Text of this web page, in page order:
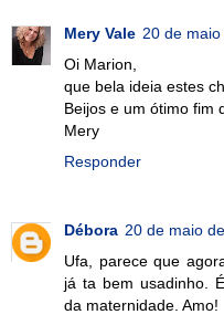
Mery Vale 20 de
Oi Marion,
que bela ideia estes
Beijos e um ótimo fim
Mery
Responder
Débora 20 de maio
Ufa, parece que
já ta bem usadinho.
da maternidade. Amo!